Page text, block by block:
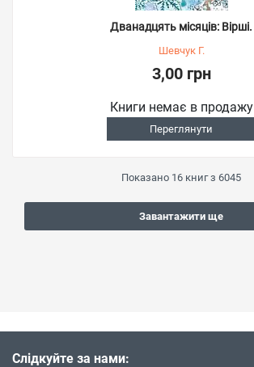
Дванадцять місяців: Вірші.
Шевчук Г.
3,00 грн
Книги немає в продажу
Переглянути
Показано 16 книг з 6045
Завантажити ще
Слідкуйте за нами: